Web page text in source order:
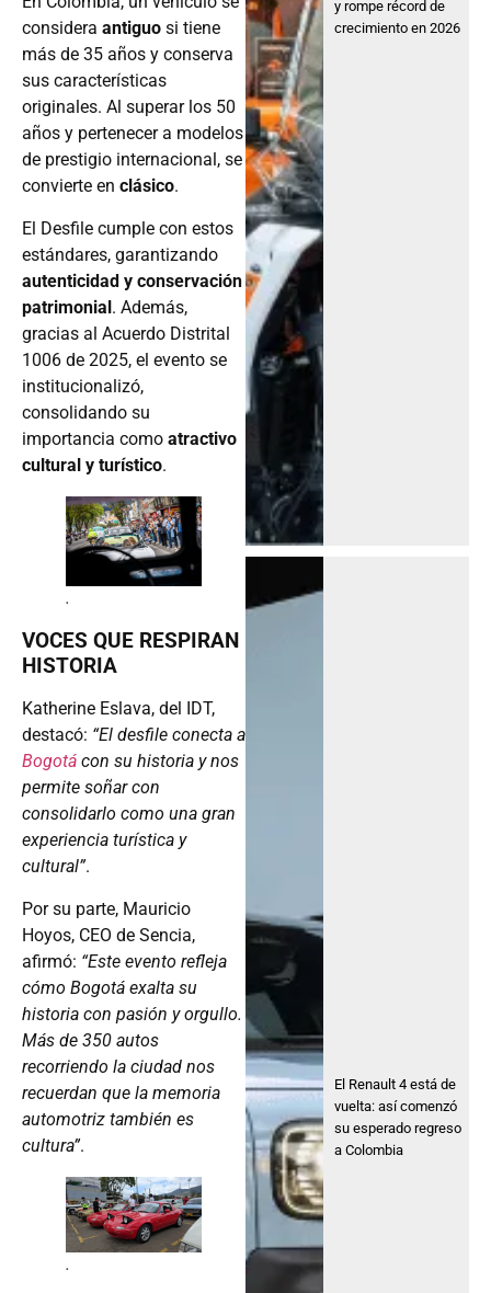
considera antiguo si tiene
más de 35 años y conserva
sus características
originales. Al superar los 50
años y pertenecer a modelos
de prestigio internacional, se
convierte en clásico.
El Desfile cumple con estos
estándares, garantizando
autenticidad y conservación
patrimonial. Además,
gracias al Acuerdo Distrital
1006 de 2025, el evento se
institucionalizó,
consolidando su
importancia como atractivo
cultural y turístico.
.
VOCES QUE RESPIRAN
HISTORIA
Katherine Eslava, del IDT,
destacó: “El desfile conecta a
Bogotá con su historia y nos
permite soñar con
consolidarlo como una gran
experiencia turística y
cultural”.
Por su parte, Mauricio
Hoyos, CEO de Sencia,
afirmó: “Este evento refleja
cómo Bogotá exalta su
historia con pasión y orgullo.
Más de 350 autos
recorriendo la ciudad nos
recuerdan que la memoria
automotriz también es
cultura”.
.
y rompe récord de
crecimiento en 2026
El Renault 4 está de
vuelta: así comenzó
su esperado regreso
a Colombia